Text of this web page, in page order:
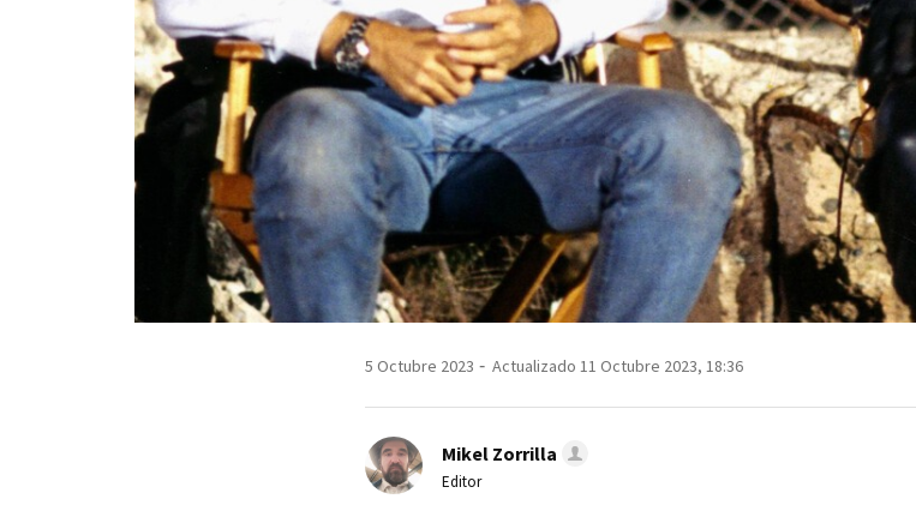
5 Octubre 2023 Actualizado 11 Octubre 2023, 18:36
Mikel Zorrilla
Editor